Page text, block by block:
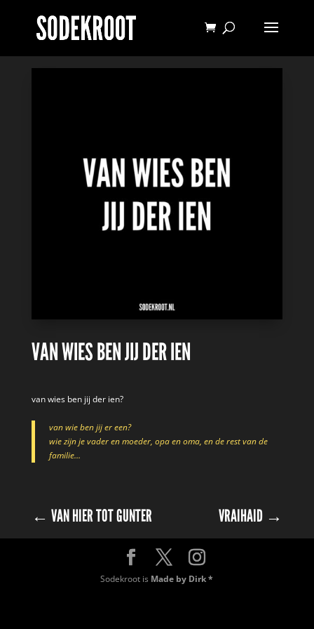
VAN WIES BEN JIJ DER IEN
van wies ben jij der ien?
van wie ben jij er een?
wie zijn je vader en moeder, opa en oma, en de rest van de
familie…
← VAN HIER TOT GUNTER VRAIHAID →
Sodekroot is Made by Dirk *